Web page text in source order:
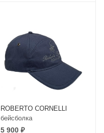
ROBERTO CORNELLI
бейсболка
5 900 ₽